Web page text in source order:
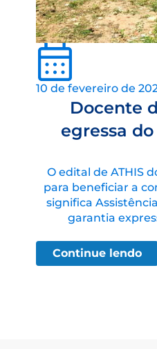
10 de fevereiro de
Docente
egressa
O edital de ATHIS
para beneficiar a
significa
garantia
Continue lendo